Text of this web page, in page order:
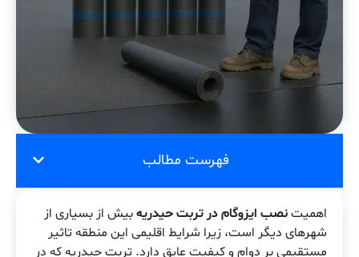
فهرست مطالب
اهمیتنصب ایزوگام در تربت حیدریهبیش از بسیاری از
شهرهای دیگر است، زیرا شرایط اقلیمی این منطقه تاثیر
مستقیمی بر دوام و کیفیت عایق دارد. تربت حیدریه که در